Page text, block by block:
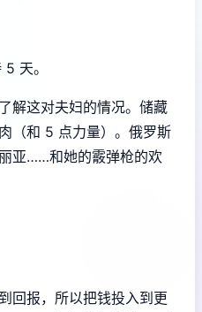
天。
解这对夫妇的情况。储藏
（和 5 点力量）。俄罗斯
亚……和她的霰弹枪的欢
回报，所以把钱投入到更